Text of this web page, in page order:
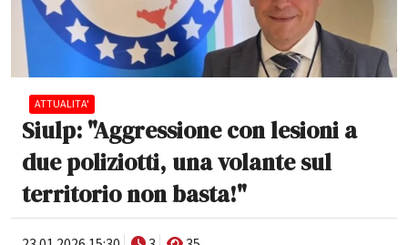
ATTUALITA'
Siulp: "Aggressione con lesioni a
due poliziotti, una volante sul
territorio non basta!"